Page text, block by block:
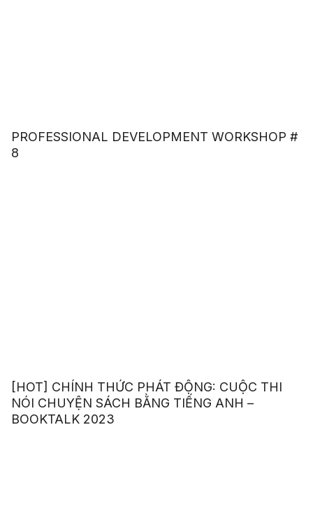
PROFESSIONAL DEVELOPMENT WORKSHOP #
8
[HOT] CHÍNH THỨC PHÁT ĐỘNG: CUỘC THI
NÓI CHUYỆN SÁCH BẰNG TIẾNG ANH –
BOOKTALK 2023